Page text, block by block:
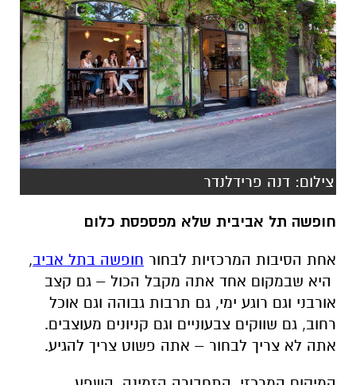
צילום: דנה פרידלנדר
חופשה תל אביבית שלא מפספסת כלום
אחת הסיבות המרכזיות לבחור חופשה בתל אביב,
היא שבמקום אחד אתה מקבל הכול – גם קצב
אורבני וגם רוגע ימי, גם תרבות גבוהה וגם אוכל
רחוב, גם שווקים צבעוניים וגם קניונים מעוצבים.
אתה לא צריך לבחור – אתה פשוט צריך להגיע.